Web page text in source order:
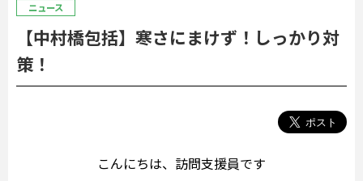
ニュース
【中村橋包括】寒さにまけず！しっかり対
策！
こんにちは、訪問支援員です